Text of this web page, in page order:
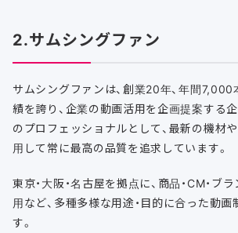
2.サムシングファン
サムシングファンは、創業20年、年間
績を誇り、企業の動画活用を企画提案する
のプロフェッショナルとして、最新の機材
用して常に最高の品質を追求しています。
東京・大阪・名古屋を拠点に、商品・CM・ブ
用など、多種多様な用途・目的に合った動
す。